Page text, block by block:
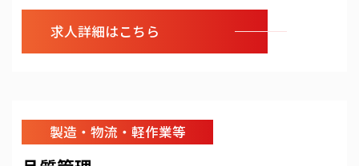
求人詳細はこちら
製造・物流・軽作業等